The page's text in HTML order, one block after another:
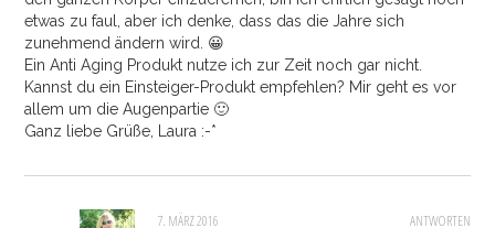
etwas zu faul, aber ich denke, dass das die Jahre sich
zunehmend ändern wird. 😀
Ein Anti Aging Produkt nutze ich zur Zeit noch gar nicht.
Kannst du ein Einsteiger-Produkt empfehlen? Mir geht es vor
allem um die Augenpartie 🙂
Ganz liebe Grüße, Laura :-*
ANTWORTEN
7. MÄRZ 2016